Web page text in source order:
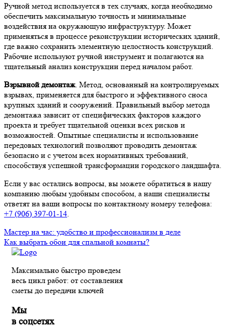
Ручной метод используется в тех случаях, когда необходимо
обеспечить максимальную точность и минимальные
воздействия на окружающую инфраструктуру. Может
применяться в процессе реконструкции исторических зданий,
где важно сохранить элементную целостность конструкций.
Рабочие используют ручной инструмент и полагаются на
тщательный анализ конструкции перед началом работ.
Взрывной демонтаж. Метод, основанный на контролируемых
взрывах, применяется для быстрого и эффективного сноса
крупных зданий и сооружений. Правильный выбор метода
демонтажа зависит от специфических факторов каждого
проекта и требует тщательной оценки всех рисков и
возможностей. Опытные специалисты и использование
передовых технологий позволяют проводить демонтаж
безопасно и с учетом всех нормативных требований,
способствуя успешной трансформации городского ландшафта.
Если у вас остались вопросы, вы можете обратиться в нашу
компанию любым удобным способом, а наши специалисты
ответят на ваши вопросы по контактному номеру телефона:
+7 (906) 397-01-14.
Мастер на час: удобство и профессионализм в деле
Как выбрать обои для спальной комнаты?
Максимально быстро проведем
весь цикл работ: от составления
сметы до передачи ключей
Мы
в соцсетях